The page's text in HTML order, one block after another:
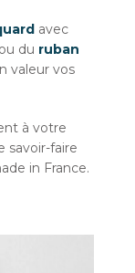
avec
du ruban
valeur vos
à votre
savoir-faire
in France.